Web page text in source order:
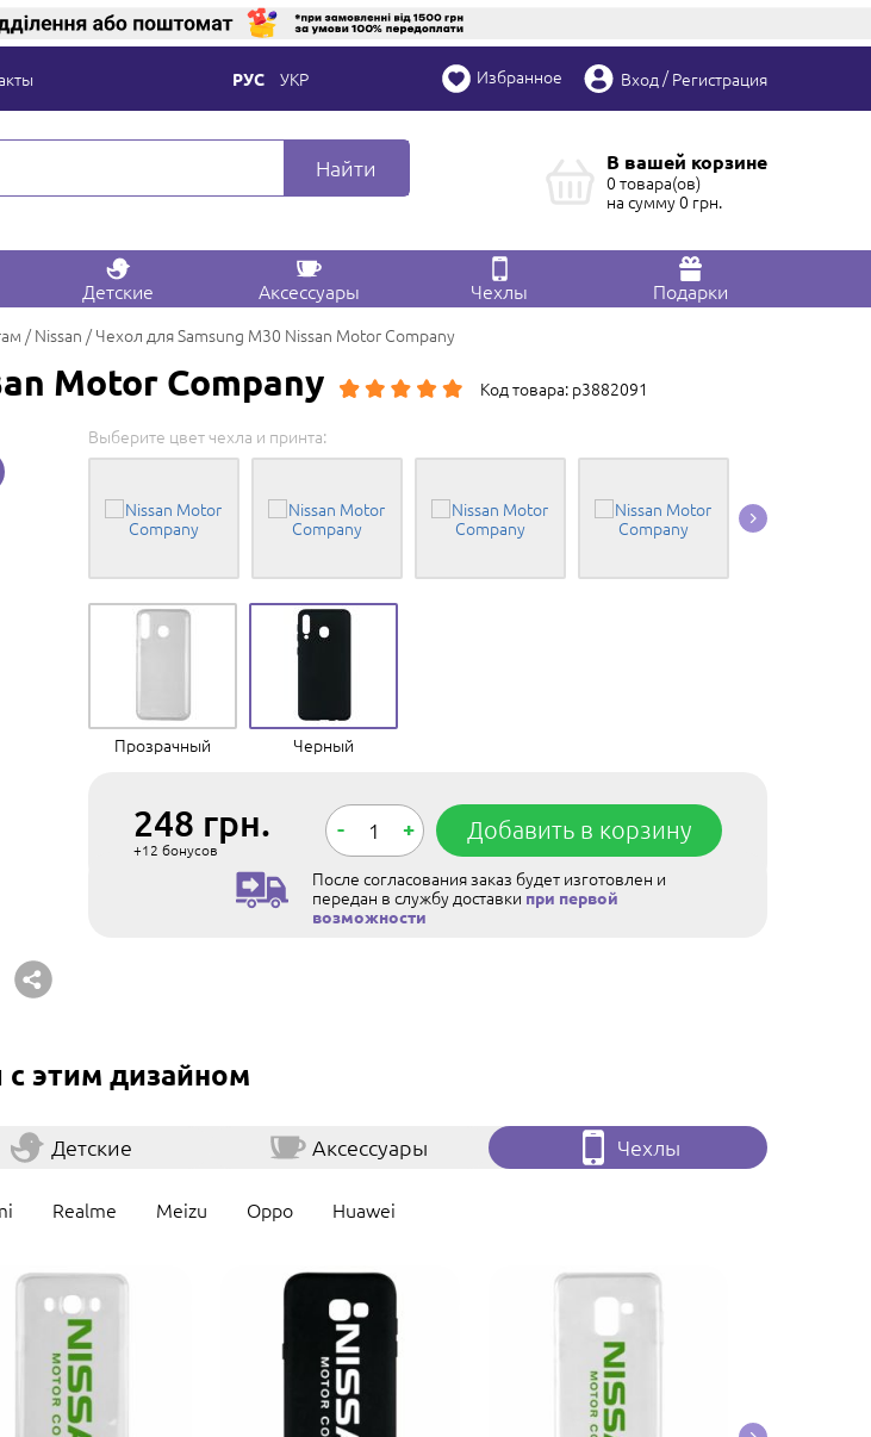
РУС УКР Избранное Вход /Регистрация
Найти В вашей корзине
0 товара(ов)
на сумму0 грн.
Детские Аксессуары Чехлы Подарки
Nissan Чехол для Samsung M30 Nissan Motor Company
Motor Company Код товара: p3882091
Выберите цвет чехла и принта:
Прозрачный Черный
248 грн.
+12 бонусов
- + Добавить в корзину
После согласования заказ будет изготовлен и
передан в службу доставки при первой
возможности
этим дизайном
Детские Аксессуары Чехлы
Realme Meizu Oppo Huawei